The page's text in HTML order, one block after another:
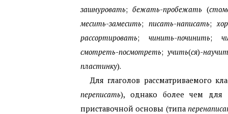
зашнуровать; бежать-пробежать(
месить-замесить; писать-написать;
рассортировать; чинить-починить;
смотреть-посмотреть; учить(ся)-
пластинку).
Для глаголов рассматриваемого
переписать), однако более чем для
приставочной основы (типа